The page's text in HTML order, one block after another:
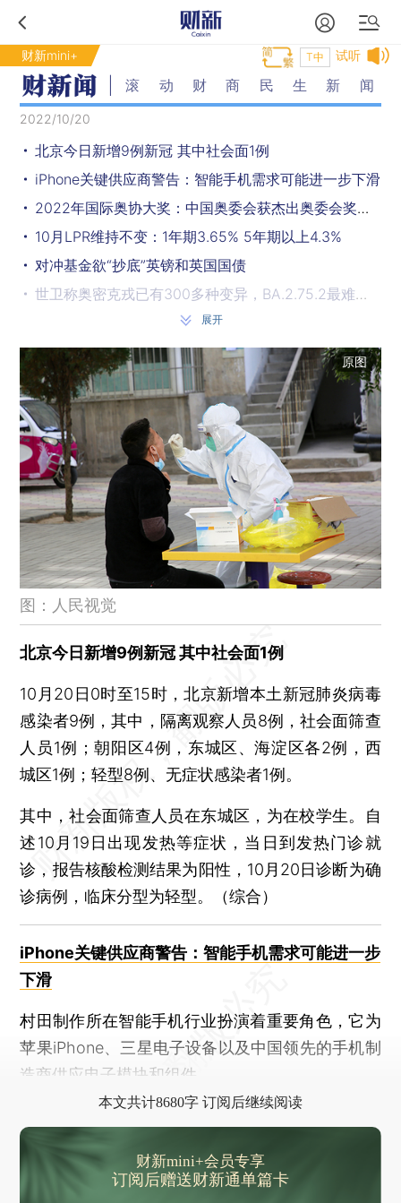
财新mini+ 试听
T中
滚动财商民生新闻
2022/10/20
北京今日新增9例新冠 其中社会面1例
iPhone关键供应商警告：智能手机需求可能进一步下滑
2022年国际奥协大奖：中国奥委会获杰出奥委会奖，谷爱凌获最佳女运动员奖
10月LPR维持不变：1年期3.65% 5年期以上4.3%
对冲基金欲“抄底”英镑和英国国债
世卫称奥密克戎已有300多种变异，BA.2.75.2最难以捉摸
9月快递龙头业绩出炉 行业呈“后价格战”竞争新局面
税负恐将提高 令伦敦金融业警觉
香港现“人才荒”，要抢人才
10月19日全国新增807例新冠 新疆仍在三位数
北京10月19日新增18例 均为隔离观察人员
19日上海新增10例新冠 8例与外省来返沪关联
港交所将修订上市规则 支持无收益科技企业在港IPO
建筑企业频频拿地 独立开拓房地产业务
阿里系企业致远航运斥资近50亿元买船 海运版图不断扩大
宝马豪掷100亿扩建动力电池中心，大众170亿投资建公司
英特尔旗下Mobileye确定IPO定价区间 估值大幅缩水
拜登开启新计划防御生物威胁 美国向乌干达提供埃博拉药物
展开
原图
图：人民视觉
北京今日新增9例新冠 其中社会面1例
10月20日0时至15时，北京新增本土新冠肺炎病毒
感染者9例，其中，隔离观察人员8例，社会面筛查
人员1例；朝阳区4例，东城区、海淀区各2例，西
城区1例；轻型8例、无症状感染者1例。
其中，社会面筛查人员在东城区，为在校学生。自
述10月19日出现发热等症状，当日到发热门诊就
诊，报告核酸检测结果为阳性，10月20日诊断为确
诊病例，临床分型为轻型。（综合）
iPhone关键供应商警告：智能手机需求可能进一步
下滑
村田制作所在智能手机行业扮演着重要角色，它为
苹果iPhone、三星电子设备以及中国领先的手机制
造商供应电子模块和组件。
本文共计8680字 订阅后继续阅读
财新mini+会员专享
订阅后赠送财新通单篇卡